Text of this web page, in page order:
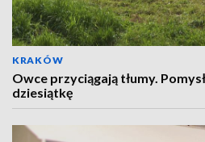
KRAKÓW
Owce przyciągają tłumy.
dziesiątkę